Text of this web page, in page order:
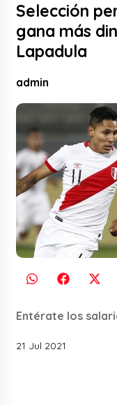
Selección
gana más
Lapadula
admin
Entérate los
21 Jul 2021